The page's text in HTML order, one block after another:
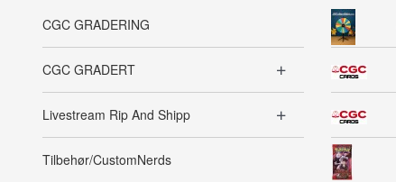
CGC GRADERING
CGC GRADERT
Livestream Rip And Shipp
Tilbehør/CustomNerds